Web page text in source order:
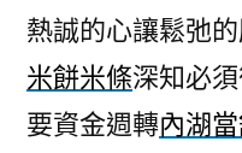
熱誠的心讓鬆弛
米餅米條深知必
要資金週轉內湖